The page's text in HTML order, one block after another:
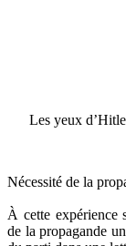
Les yeux
Nécessité de la
À cette expérience
de la propagande